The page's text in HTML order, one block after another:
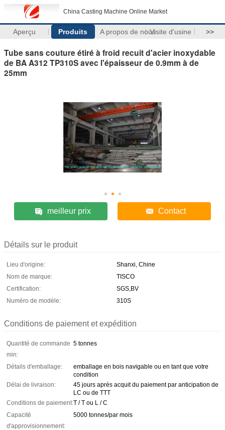
China Casting Machine Online Market
Aperçu Produits A propos de nousVisite d'usine >>
Tube sans couture étiré à froid recuit d'acier inoxydable
de BA A312 TP310S avec l'épaisseur de 0.9mm à de
25mm
meilleur prix Contact
Détails sur le produit
Lieu d'origine:
Shanxi, Chine
Nom de marque:
TISCO
Certification:
SGS,BV
Numéro de modèle:
310S
Conditions de paiement et expédition
Quantité de commande
min:
5 tonnes
Détails d'emballage:
emballage en bois navigable ou en tant que votre
condition
Délai de livraison:
45 jours après acquit du paiement par anticipation de
LC ou de TTT
Conditions de paiement:T / T ou L / C
Capacité
d'approvisionnement:
5000 tonnes/par mois